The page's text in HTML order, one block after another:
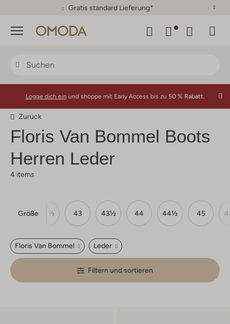
Gratis standard Lieferung*
Menü
Logge dich ein und shoppe mit Early Access bis zu 50 % Rabatt.
Zurück
Floris Van Bommel Boots
Herren Leder
4 items
Größe
42 42½ 43 43½ 44 44½ 45
Floris Van Bommel Leder
Filtern und sortieren